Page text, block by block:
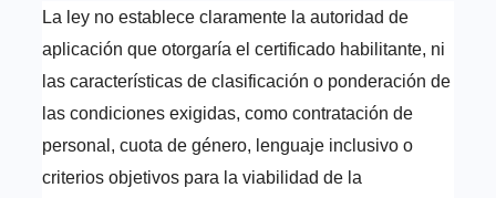
La ley no establece claramente la autoridad de
aplicación que otorgaría el certificado habilitante, ni
las características de clasificación o ponderación de
las condiciones exigidas, como contratación de
personal, cuota de género, lenguaje inclusivo o
criterios objetivos para la viabilidad de la